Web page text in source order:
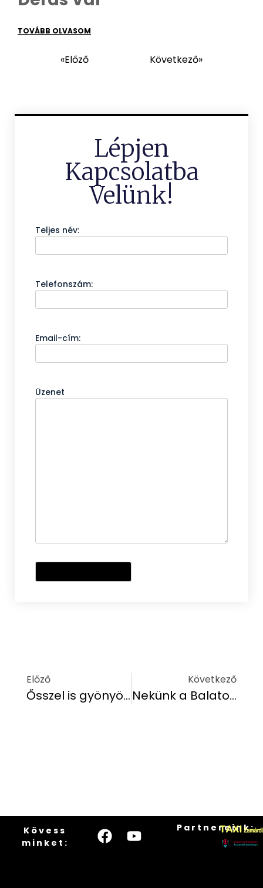
TOVÁBB OLVASOM
«Előző Következő»
Lépjen
Kapcsolatba
Velünk!
Teljes név:
Telefonszám:
Email-cím:
Üzenet
Előző
Ősszel is gyönyörű látványt nyújt a Zamárdit is érintő híd
Következő
Nekünk a Balaton ősszel is a Riviéra
Kövess
minket:
Partnereink: